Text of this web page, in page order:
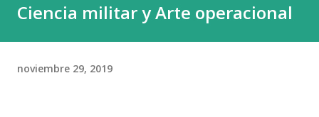
Ciencia militar y Arte operacional
noviembre 29, 2019